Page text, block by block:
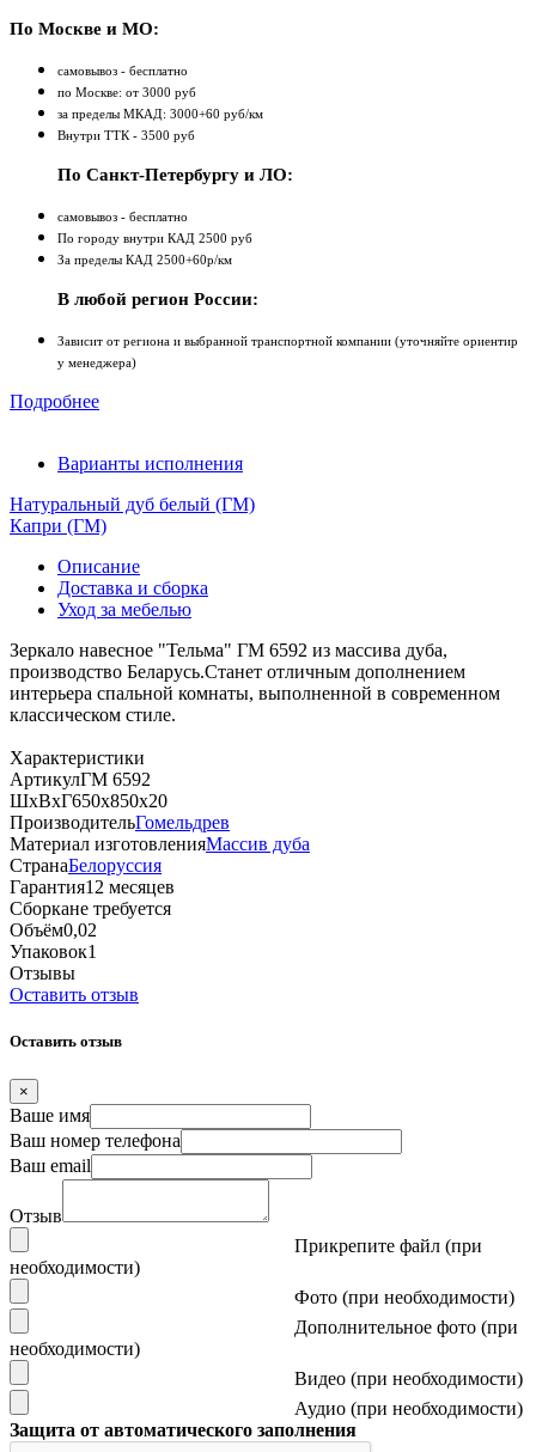
По Москве и МО:
самовывоз - бесплатно
по Москве: от 3000 руб
за пределы МКАД: 3000+60 руб/км
Внутри ТТК - 3500 руб
По Санкт-Петербургу и ЛО:
самовывоз - бесплатно
По городу внутри КАД 2500 руб
За пределы КАД 2500+60р/км
В любой регион России:
Зависит от региона и выбранной транспортной компании (уточняйте ориентир
у менеджера)
Подробнее
Варианты исполнения
Натуральный дуб белый (ГМ)
Капри (ГМ)
Описание
Доставка и сборка
Уход за мебелью
Зеркало навесное "Тельма" ГМ 6592 из массива дуба,
производство Беларусь.Станет отличным дополнением
интерьера спальной комнаты, выполненной в современном
классическом стиле.
Характеристики
АртикулГМ 6592
ШхВхГ650х850х20
ПроизводительГомельдрев
Материал изготовленияМассив дуба
СтранаБелоруссия
Гарантия12 месяцев
Сборкане требуется
Объём0,02
Упаковок1
Отзывы
Оставить отзыв
Оставить отзыв
×
Ваше имя
Ваш номер телефона
Ваш email
Отзыв
Прикрепите файл (при
необходимости)
Фото (при необходимости)
Дополнительное фото (при
необходимости)
Видео (при необходимости)
Аудио (при необходимости)
Защита от автоматического заполнения